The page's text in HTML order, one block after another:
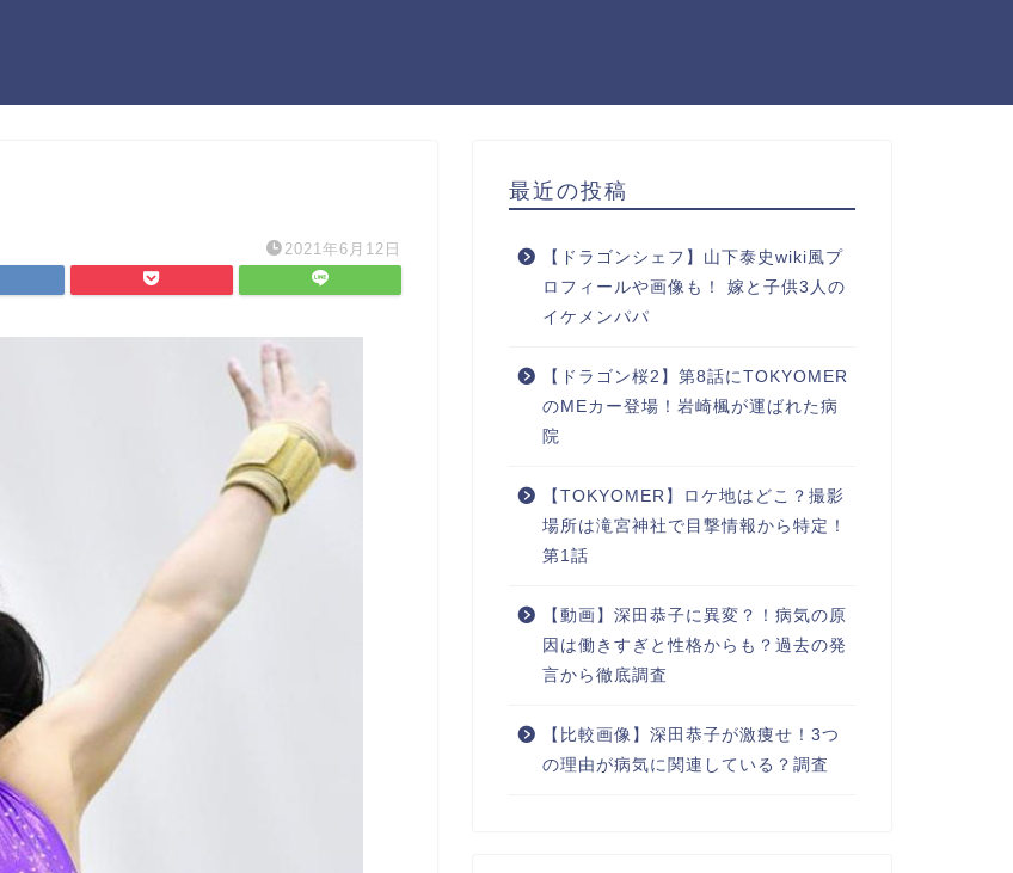
2021年6月12日
最近の投稿
【ドラゴンシェフ】山下泰史wiki風プ
ロフィールや画像も！ 嫁と子供3人の
イケメンパパ
【ドラゴン桜2】第8話にTOKYOMER
のMEカー登場！岩崎楓が運ばれた病
院
【TOKYOMER】ロケ地はどこ？撮影
場所は滝宮神社で目撃情報から特定！
第1話
【動画】深田恭子に異変？！病気の原
因は働きすぎと性格からも？過去の発
言から徹底調査
【比較画像】深田恭子が激痩せ！3つ
の理由が病気に関連している？調査